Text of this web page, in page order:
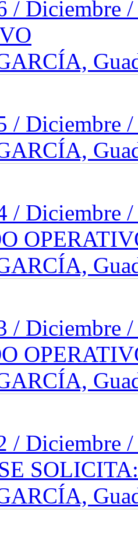
/ Diciembre
/ Diciembre
/ Diciembre
/ Diciembre
/ Diciembre